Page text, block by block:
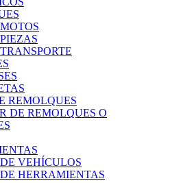
REMOLQUES
DE REMOLQUES O
VEHÍCULOS
HERRAMIENTAS